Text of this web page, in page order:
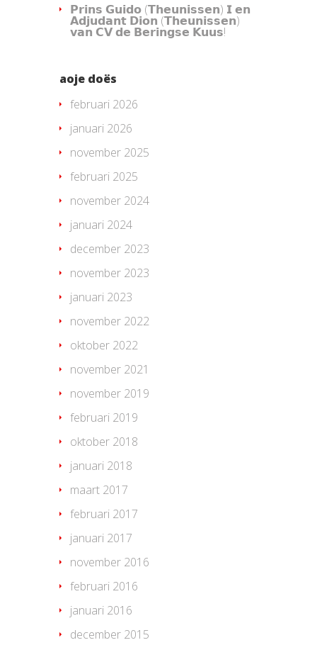
𝗣𝗿𝗶𝗻𝘀 𝗚𝘂𝗶𝗱𝗼 (𝗧𝗵𝗲𝘂𝗻𝗶𝘀𝘀𝗲𝗻) 𝗜 𝗲𝗻
𝗔𝗱𝗷𝘂𝗱𝗮𝗻𝘁 𝗗𝗶𝗼𝗻 (𝗧𝗵𝗲𝘂𝗻𝗶𝘀𝘀𝗲𝗻)
𝘃𝗮𝗻 𝗖𝗩 𝗱𝗲 𝗕𝗲𝗿𝗶𝗻𝗴𝘀𝗲 𝗞𝘂𝘂𝘀!
aoje doës
februari 2026
januari 2026
november 2025
februari 2025
november 2024
januari 2024
december 2023
november 2023
januari 2023
november 2022
oktober 2022
november 2021
november 2019
februari 2019
oktober 2018
januari 2018
maart 2017
februari 2017
januari 2017
november 2016
februari 2016
januari 2016
december 2015